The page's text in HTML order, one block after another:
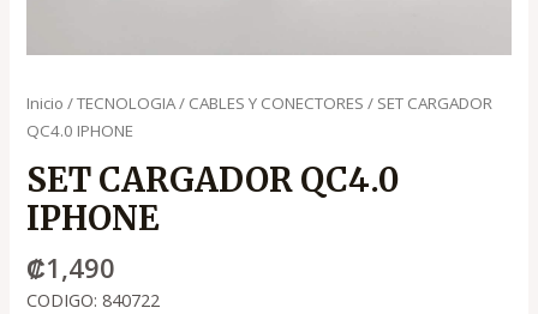
Inicio /TECNOLOGIA/ CABLES Y CONECTORES / SET CARGADOR
QC4.0 IPHONE
SET CARGADOR QC4.0
IPHONE
₡1,490
CODIGO: 840722